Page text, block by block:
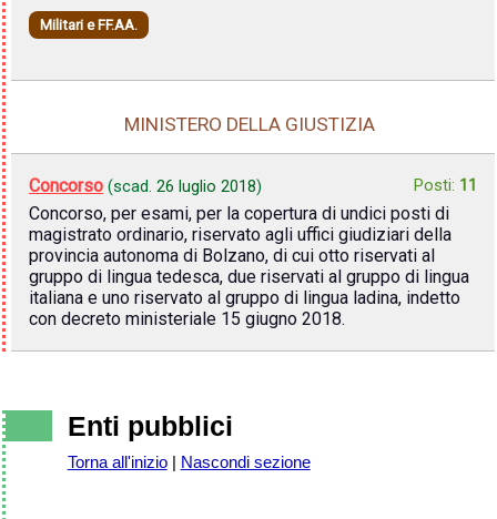
Militari e FF.AA.
MINISTERO DELLA GIUSTIZIA
Concorso (scad. 26 luglio 2018) Posti: 11
Concorso, per esami, per la copertura di undici posti di
magistrato ordinario, riservato agli uffici giudiziari della
provincia autonoma di Bolzano, di cui otto riservati al
gruppo di lingua tedesca, due riservati al gruppo di lingua
italiana e uno riservato al gruppo di lingua ladina, indetto
con decreto ministeriale 15 giugno 2018.
Enti pubblici
Torna all'inizio| Nascondi sezione